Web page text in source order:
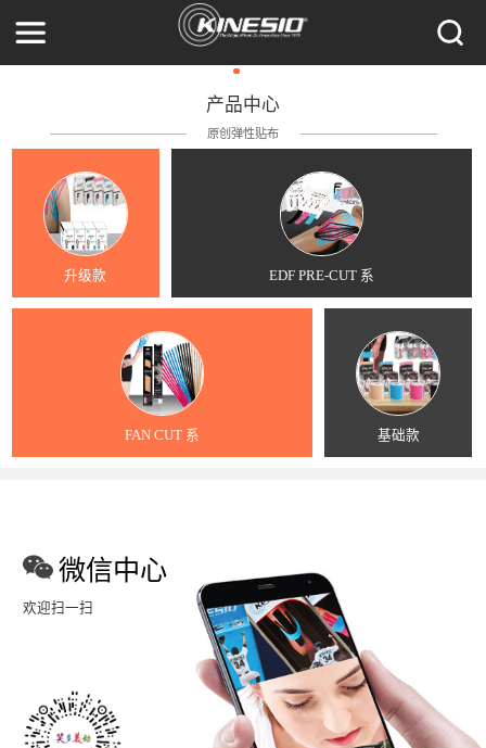
产品中心
原创弹性贴布
升级款 EDF PRE-CUT 系
FAN CUT 系 基础款
微信中心
欢迎扫一扫